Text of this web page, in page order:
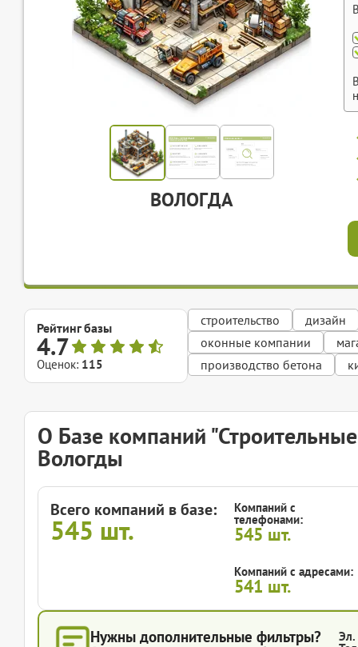
ВОЛОГДА
Рейтинг базы
4.7
Оценок: 115
строительство
дизайн
оконные компании
производство бетона
О Базе компаний
Вологды
Всего компаний в базе:
545 шт.
Компаний с
телефонами:
545 шт.
Компаний с адресами:
541 шт.
Нужны дополнительные фильтры? Эл.